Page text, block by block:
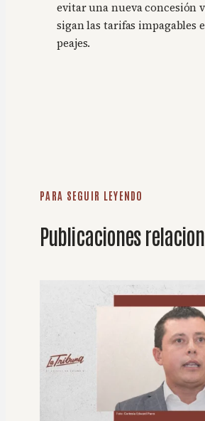
evitar una nueva concesión
sigan las tarifas impagables
peajes.
PARA SEGUIR LEYENDO
Publicaciones